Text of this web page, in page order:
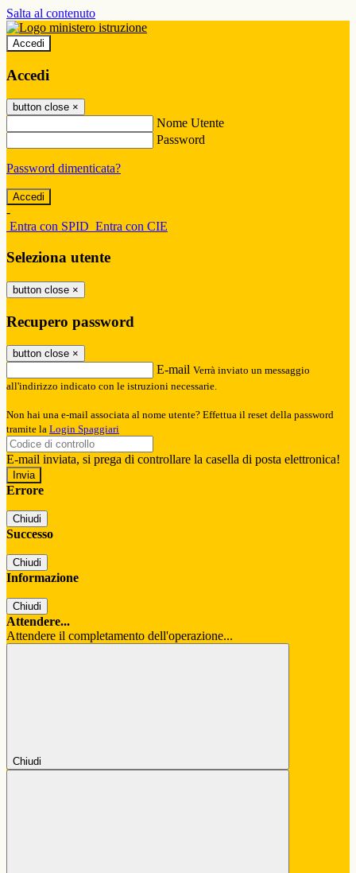
Salta al contenuto
Accedi
Accedi
button close ×
Nome Utente
Password
Password dimenticata?
-
Entra con SPID Entra con CIE
Seleziona utente
button close ×
Recupero password
button close ×
E-mail Verrà inviato un messaggio
all'indirizzo indicato con le istruzioni necessarie.
Non hai una e-mail associata al nome utente? Effettua il reset della password
tramite la Login Spaggiari
E-mail inviata, si prega di controllare la casella di posta elettronica!
Errore
Chiudi
Successo
Chiudi
Informazione
Chiudi
Attendere...
Attendere il completamento dell'operazione...
Chiudi